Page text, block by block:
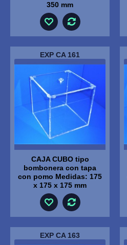
350 mm
EXP CA 161
CAJA CUBO tipo
bombonera con tapa
con pomo Medidas: 175
x 175 x 175 mm
EXP CA 163